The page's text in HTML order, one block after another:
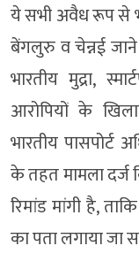
ये सभी अवैध रूप से
बेंगलुरु व चेन्नई
भारतीय मुद्रा,
आरोपियों के
भारतीय पासपोर्ट
के तहत मामला
रिमांड मांगी है,
का पता लगाया जा